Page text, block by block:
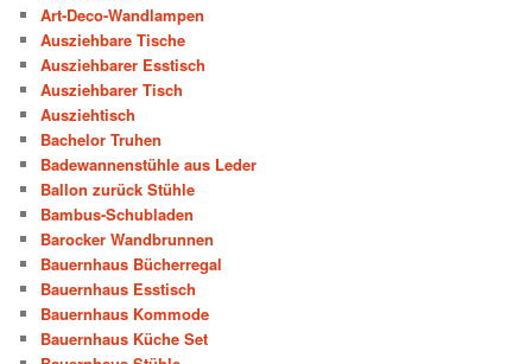
Art-Deco-Wandlampen
Ausziehbare Tische
Ausziehbarer Esstisch
Ausziehbarer Tisch
Ausziehtisch
Bachelor Truhen
Badewannenstühle aus Leder
Ballon zurück Stühle
Bambus-Schubladen
Barocker Wandbrunnen
Bauernhaus Bücherregal
Bauernhaus Esstisch
Bauernhaus Kommode
Bauernhaus Küche Set